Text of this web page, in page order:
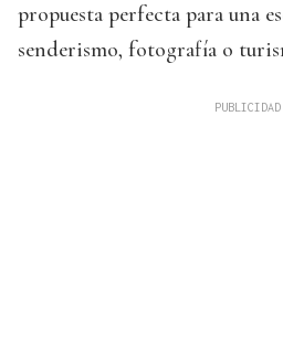
propuesta perfecta para una
senderismo, fotografía o